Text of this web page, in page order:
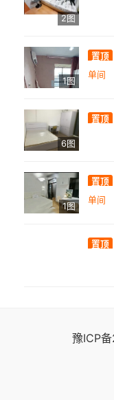
2图
1图
置顶
单间
6图
置顶
1图
置顶
单间
置顶
豫ICP